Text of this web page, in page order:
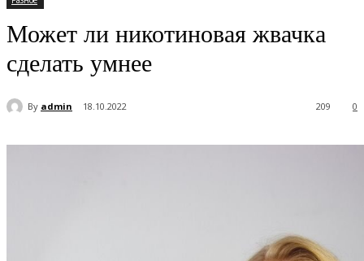
Может ли никотиновая жвачка
сделать умнее
By admin 18.10.2022 0
209